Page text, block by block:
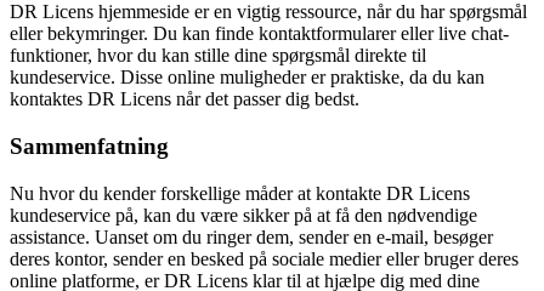
DR Licens hjemmeside er en vigtig ressource, når du har spørgsmål
eller bekymringer. Du kan finde kontaktformularer eller live chat-
funktioner, hvor du kan stille dine spørgsmål direkte til
kundeservice. Disse online muligheder er praktiske, da du kan
kontaktes DR Licens når det passer dig bedst.
Sammenfatning
Nu hvor du kender forskellige måder at kontakte DR Licens
kundeservice på, kan du være sikker på at få den nødvendige
assistance. Uanset om du ringer dem, sender en e-mail, besøger
deres kontor, sender en besked på sociale medier eller bruger deres
online platforme, er DR Licens klar til at hjælpe dig med dine